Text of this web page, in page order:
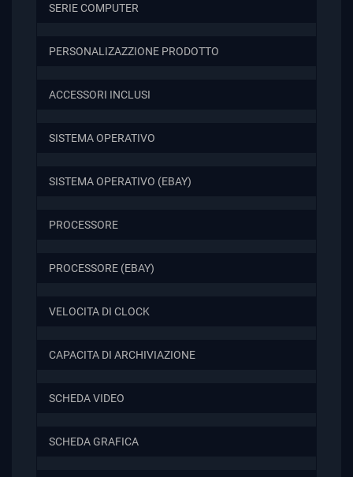
SERIE COMPUTER
PERSONALIZAZZIONE PRODOTTO
ACCESSORI INCLUSI
SISTEMA OPERATIVO
SISTEMA OPERATIVO (EBAY)
PROCESSORE
PROCESSORE (EBAY)
VELOCITA DI CLOCK
CAPACITA DI ARCHIVIAZIONE
SCHEDA VIDEO
SCHEDA GRAFICA